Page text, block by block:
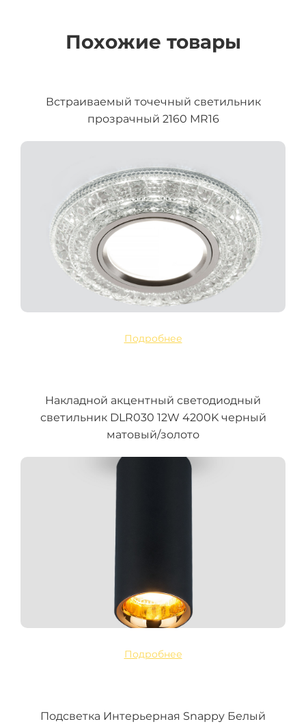
Похожие товары
Встраиваемый точечный светильник
прозрачный 2160 MR16
Подробнее
Накладной акцентный светодиодный
светильник DLR030 12W 4200K черный
матовый/золото
Подробнее
Подсветка Интерьерная Snappy Белый